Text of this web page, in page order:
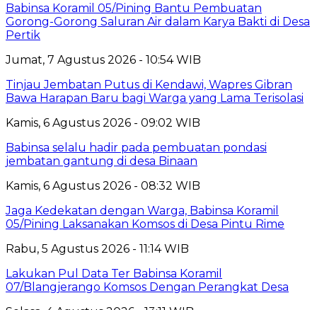
Babinsa Koramil 05/Pining Bantu Pembuatan
Gorong-Gorong Saluran Air dalam Karya Bakti di Desa
Pertik
Jumat, 7 Agustus 2026 - 10:54 WIB
Tinjau Jembatan Putus di Kendawi, Wapres Gibran
Bawa Harapan Baru bagi Warga yang Lama Terisolasi
Kamis, 6 Agustus 2026 - 09:02 WIB
Babinsa selalu hadir pada pembuatan pondasi
jembatan gantung di desa Binaan
Kamis, 6 Agustus 2026 - 08:32 WIB
Jaga Kedekatan dengan Warga, Babinsa Koramil
05/Pining Laksanakan Komsos di Desa Pintu Rime
Rabu, 5 Agustus 2026 - 11:14 WIB
Lakukan Pul Data Ter Babinsa Koramil
07/Blangjerango Komsos Dengan Perangkat Desa